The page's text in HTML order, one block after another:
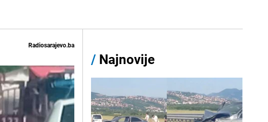
Radiosarajevo.ba
/ Najnovije